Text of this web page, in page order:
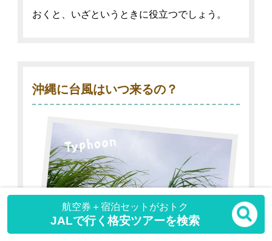
航空券＋宿泊セットがおトク
JALで行く格安ツアーを検索
おくと、いざというときに役立つでしょう。
沖縄に台風はいつ来るの？